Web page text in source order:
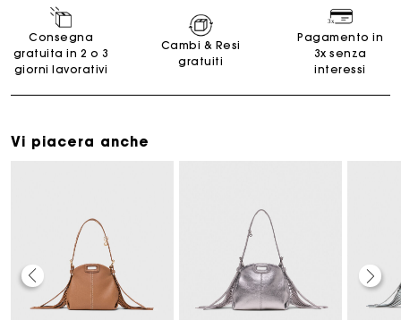
Consegna
gratuita in 2 o 3
giorni lavorativi
Cambi & Resi
gratuiti
Pagamento in
3x senza
interessi
Vi piacera anche
La carta regalo Maje: il modo migliore per fare il regalo